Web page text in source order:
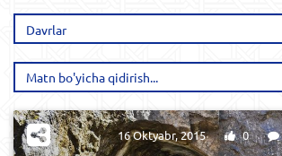
Davrlar
16 Oktyabr, 2015 0